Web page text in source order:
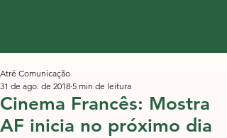
Cinema Francês: Mostra
AF inicia no próximo dia
Atré Comunicação
31 de ago. de 2018 5 min de leitura